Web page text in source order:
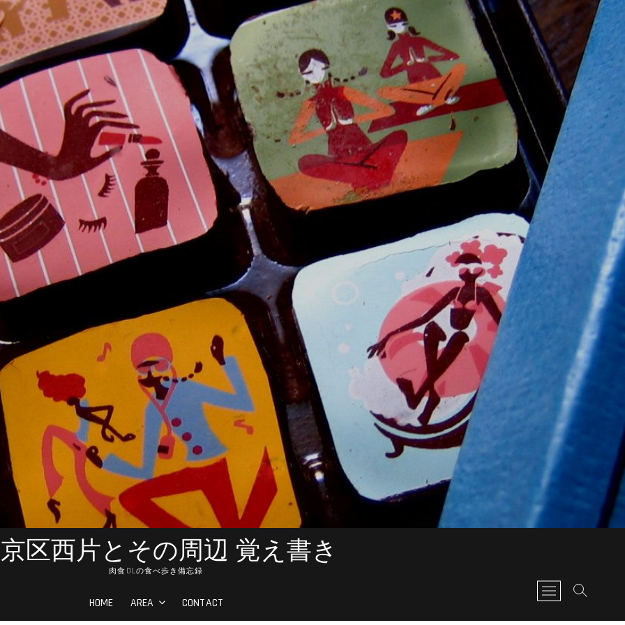
区西片とその周辺 覚え書き
肉食OLの食べ歩き備忘録
HOME AREA CONTACT
M
e
n